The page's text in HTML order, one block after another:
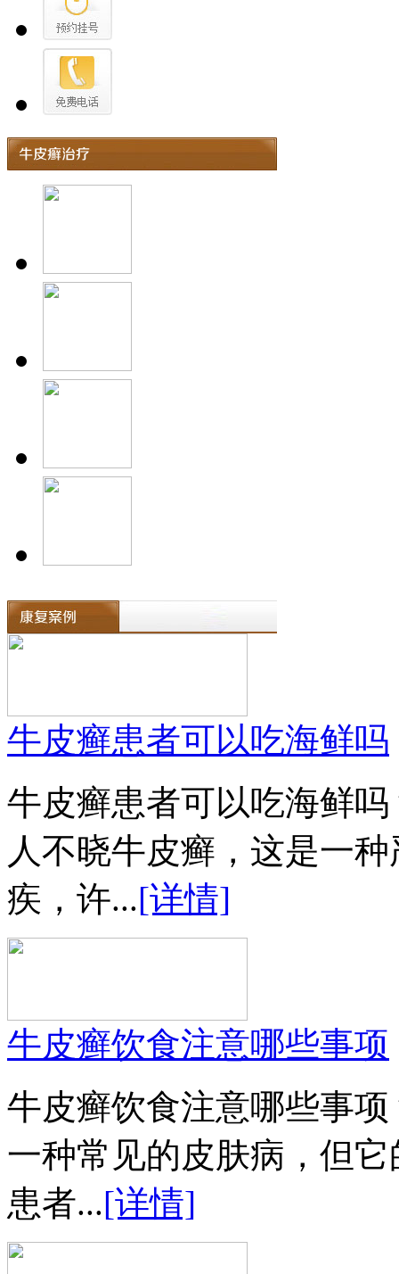
牛皮癣患者可以吃海鲜吗
牛皮癣患者可以吃海鲜
人不晓牛皮癣，这是一
疾，许...[详情]
牛皮癣饮食注意哪些事项
牛皮癣饮食注意哪些事
一种常见的皮肤病，但
患者...[详情]